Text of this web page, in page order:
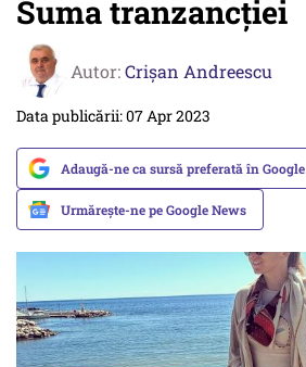
Suma tranzancției
Autor:Crişan Andreescu
Data publicării: 07 Apr 2023
Adaugă-ne ca sursă preferată în Google
Urmărește-ne pe Google News